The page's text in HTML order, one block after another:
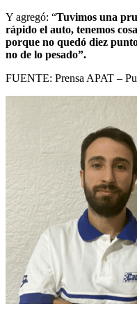
Y agregó: “Tuvimos una
rápido el auto, tenemos
porque no quedó diez
no de lo pesado”.
FUENTE: Prensa APAT –